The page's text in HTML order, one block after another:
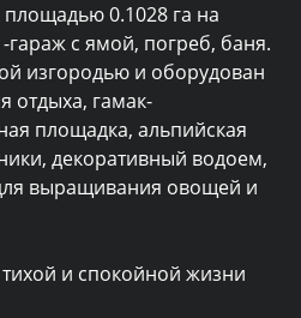
0.1028 га на
с ямой, погреб, баня.
изгородью и оборудован
отдыха, гамак-
площадка, альпийская
декоративный водоем,
выращивания овощей и
и спокойной жизни